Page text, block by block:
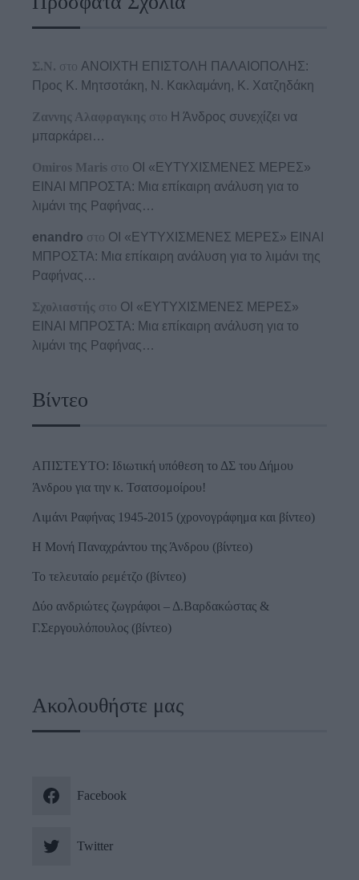
Σ.Ν. στο ΑΝΟΙΧΤΗ ΕΠΙΣΤΟΛΗ ΠΑΛΑΙΟΠΟΛΗΣ:
Προς K. Μητσοτάκη, N. Κακλαμάνη, K. Χατζηδάκη
Ζαννης Αλαφραγκης στο Η Άνδρος συνεχίζει να
μπαρκάρει…
Omiros Maris στο ΟΙ «ΕΥΤΥΧΙΣΜΕΝΕΣ ΜΕΡΕΣ»
ΕΙΝΑΙ ΜΠΡΟΣΤΑ: Μια επίκαιρη ανάλυση για το
λιμάνι της Ραφήνας…
enandro στο ΟΙ «ΕΥΤΥΧΙΣΜΕΝΕΣ ΜΕΡΕΣ» ΕΙΝΑΙ
ΜΠΡΟΣΤΑ: Μια επίκαιρη ανάλυση για το λιμάνι της
Ραφήνας…
Σχολιαστής στο ΟΙ «ΕΥΤΥΧΙΣΜΕΝΕΣ ΜΕΡΕΣ»
ΕΙΝΑΙ ΜΠΡΟΣΤΑ: Μια επίκαιρη ανάλυση για το
λιμάνι της Ραφήνας…
Βίντεο
ΑΠΙΣΤΕΥΤΟ: Ιδιωτική υπόθεση το ΔΣ του Δήμου
Άνδρου για την κ. Τσατσομοίρου!
Λιμάνι Ραφήνας 1945-2015 (χρονογράφημα και βίντεο)
Η Μονή Παναχράντου της Άνδρου (βίντεο)
Το τελευταίο ρεμέτζο (βίντεο)
Δύο ανδριώτες ζωγράφοι – Δ.Βαρδακώστας &
Γ.Σεργουλόπουλος (βίντεο)
Ακολουθήστε μας
Facebook
Twitter